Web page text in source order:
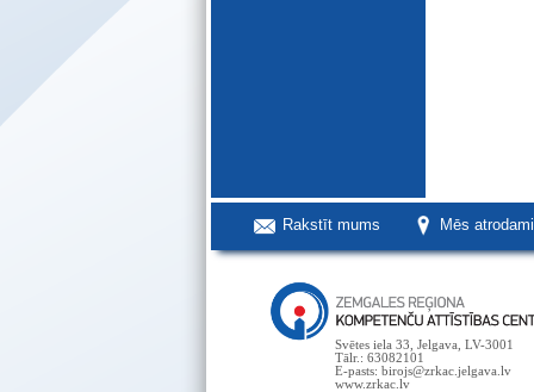
Rakstīt mums Mēs
Svētes iela 33, Jelgava, LV-3001
Tālr.: 63082101
E-pasts: birojs@zrkac.jelgava.lv
www.zrkac.lv